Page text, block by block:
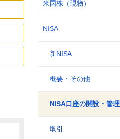
米国株（現物）
NISA
新NISA
概要・その他
NISA口座の開設・管理
取引